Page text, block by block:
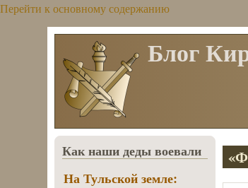
Перейти к основному содержанию
Блог
Как наши деды воевали
На Тульской земле: